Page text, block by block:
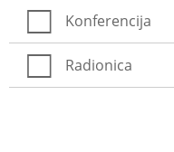
Konferencija
Radionica